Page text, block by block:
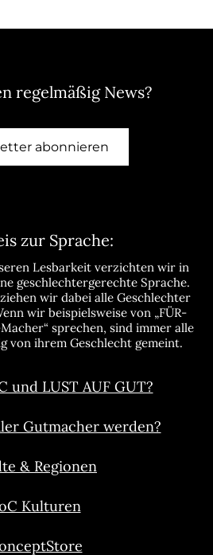
regelmäßig News?
abonnieren
zur Sprache:
Lesbarkeit verzichten wir in
geschlechtergerechte Sprache.
wir dabei alle Geschlechter
wir beispielsweise von „FÜR-
sprechen, sind immer alle
von ihrem Geschlecht gemeint.
und LUST AUF GUT?
Gutmacher werden?
& Regionen
Kulturen